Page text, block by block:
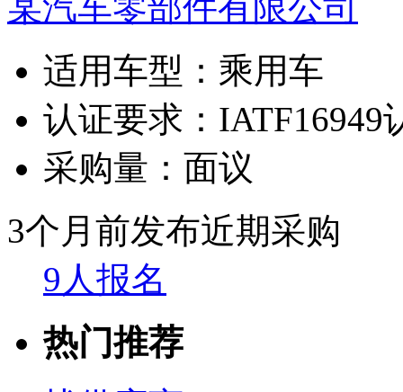
适用车型： 乘用车
认证要求： IATF16949
采购量： 面议
3个月前发布近期采购
9人报名
热门推荐